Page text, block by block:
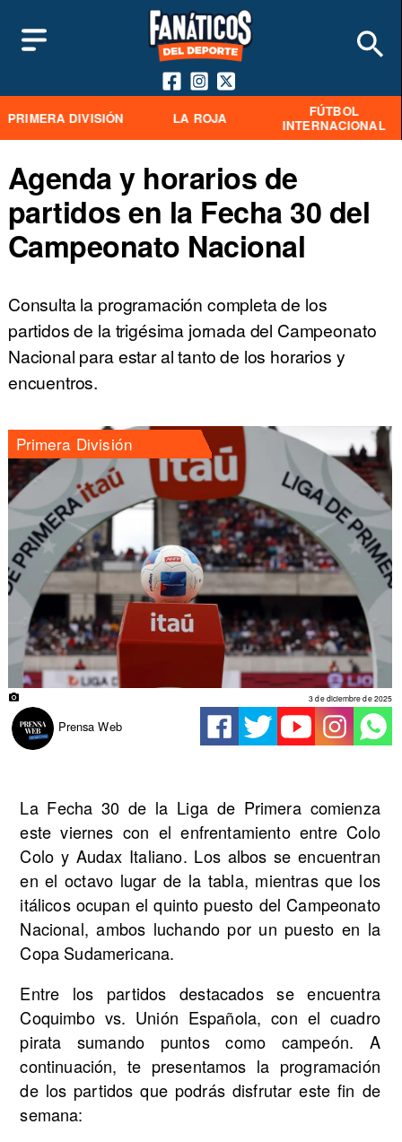
PRIMERA DIVISIÓN LA ROJA
FÚTBOL
INTERNACIONAL
Agenda y horarios de
partidos en la Fecha 30 del
Campeonato Nacional
Consulta la programación completa de los
partidos de la trigésima jornada del Campeonato
Nacional para estar al tanto de los horarios y
encuentros.
Primera División
Prensa Web
3 de diciembre de 2025
La Fecha 30 de la Liga de Primera comienza
este viernes con el enfrentamiento entre Colo
Colo y Audax Italiano. Los albos se encuentran
en el octavo lugar de la tabla, mientras que los
itálicos ocupan el quinto puesto del Campeonato
Nacional, ambos luchando por un puesto en la
Copa Sudamericana.
Entre los partidos destacados se encuentra
Coquimbo vs. Unión Española, con el cuadro
pirata sumando puntos como campeón. A
continuación, te presentamos la programación
de los partidos que podrás disfrutar este fin de
semana: